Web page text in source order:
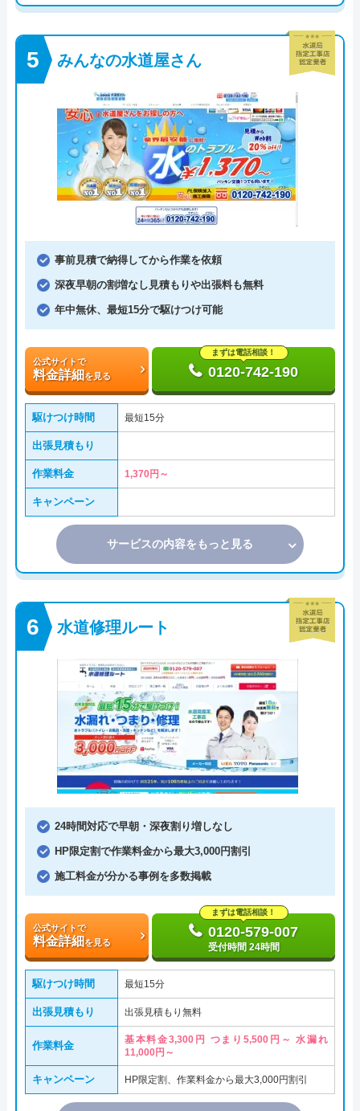
みんなの水道屋さん
事前見積で納得してから作業を依頼
深夜早朝の割増なし見積もりや出張料も無料
年中無休、最短15分で駆けつけ可能
公式サイトで
料金詳細を見る
まずは電話相談！
0120-742-190
駆けつけ時間 最短15分
出張見積もり
作業料金 1,370円～
キャンペーン
サービスの内容をもっと見る
水道修理ルート
24時間対応で早朝・深夜割り増しなし
HP限定割で作業料金から最大3,000円割引
施工料金が分かる事例を多数掲載
公式サイトで
料金詳細を見る
まずは電話相談！
0120-579-007
受付時間 24時間
駆けつけ時間 最短15分
出張見積もり 出張見積もり無料
作業料金
基本料金3,300円 つまり5,500円～ 水漏れ
11,000円～
キャンペーン HP限定割、作業料金から最大3,000円割引